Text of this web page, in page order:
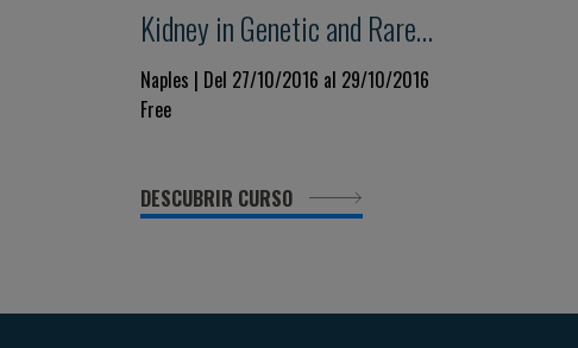
Kidney in Genetic and Rare
Diseases
Naples | Del 27/10/2016 al 29/10/2016
Free
DESCUBRIR CURSO